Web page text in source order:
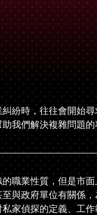
紛時，往往會開始
我們解決複雜問題
職業性質，但是市
與政府單位有關係
家偵探的定義、工